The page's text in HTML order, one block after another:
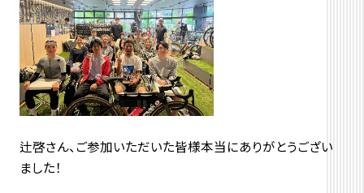
辻啓さん、ご参加いただいた皆様本当にありがとうござい
ました！